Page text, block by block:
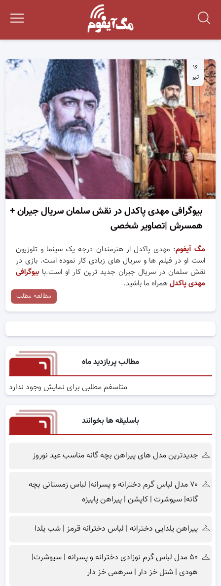
۱۶
تیر
بیوگرافی مهدی پاکدل در نقش سلمان سریال جیران +
همسرش |تصاویر شخصی
مگ آیفوم: مهدی پاکدل از هنرمندان درجه یک سینما و تلوزیون
است او در فیلم ها و سریال های زیادی کار نموده است. بازی در
نقش سلمان در سریال جیران جدید ترین کار او است.با بیوگرافی
مهدی پاکدلهمراه ما باشید.
مطالعه مطلب
مطالب پربازدید ماه
متاسفم مطلبی برای نمایش وجود ندارد
باسلیقه ها بخوانند
جدیدترین مدل های پیراهن بچه گانه مناسب عید نوروز
۷۰ مدل لباس گرم دخترانه و پسرانه| لباس زمستانی بچه
گانه| سیوشرت | کاپشن | پیراهن پاییزه
پیراهن یلدایی دخترانه | لباس دخترانه قرمز | شب یلدا
۵۰ مدل لباس گرم نوزادی دخترانه و پسرانه | سیوشرت|
هودی | شنل خز دار | سرهمی خز دار